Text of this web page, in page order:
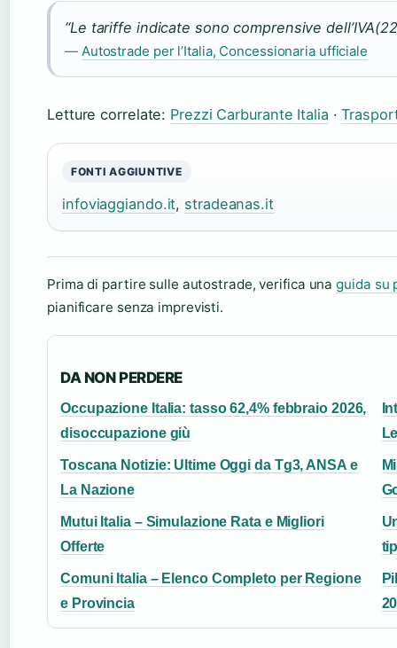
“Le tariffe indicate sono comprensive
— Autostrade per l’Italia, Concessionaria ufficiale
Letture correlate: Prezzi Carburante Italia ·
FONTI AGGIUNTIVE
infoviaggiando.it, stradeanas.it
Prima di partire sulle autostrade, verifica unaguida su
pianificare senza imprevisti.
DA NON PERDERE
Occupazione Italia: tasso 62,4% febbraio 2026,
disoccupazione giù
Toscana Notizie: Ultime Oggi da Tg3, ANSA e
La Nazione
Mutui Italia – Simulazione Rata e Migliori
Offerte
Comuni Italia – Elenco Completo per Regione
e Provincia